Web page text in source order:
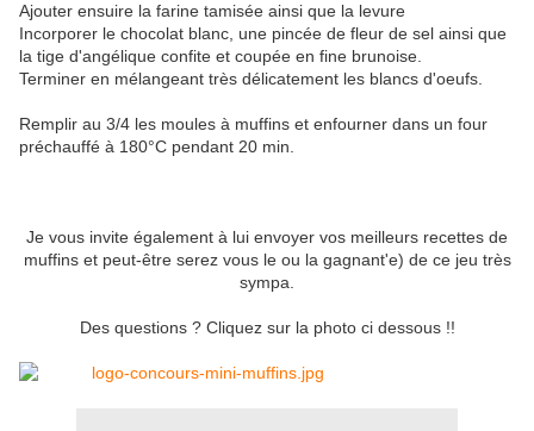
Ajouter ensuire la farine tamisée ainsi que la levure
Incorporer le chocolat blanc, une pincée de fleur de sel ainsi que
la tige d'angélique confite et coupée en fine brunoise.
Terminer en mélangeant très délicatement les blancs d'oeufs.
Remplir au 3/4 les moules à muffins et enfourner dans un four
préchauffé à 180°C pendant 20 min.
Je vous invite également à lui envoyer vos meilleurs recettes de
muffins et peut-être serez vous le ou la gagnant'e) de ce jeu très
sympa.
Des questions ? Cliquez sur la photo ci dessous !!